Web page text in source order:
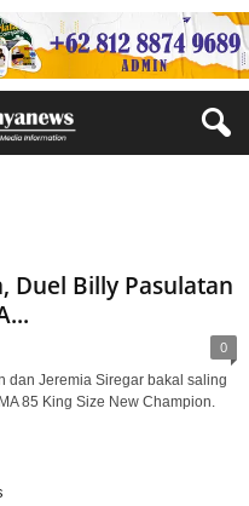
Duel Billy Pasulatan
0
dan Jeremia Siregar bakal saling
85 King Size New Champion.